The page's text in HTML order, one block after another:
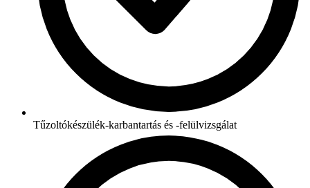
Tűzoltókészülék-karbantartás és -felülvizsgálat